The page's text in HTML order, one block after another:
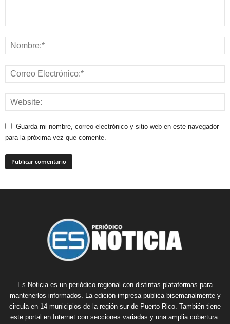
Guarda mi nombre, correo electrónico y sitio web en este navegador
para la próxima vez que comente.
Es Noticia es un periódico regional con distintas plataformas para
mantenerlos informados. La edición impresa publica bisemanalmente y
circula en 14 municipios de la región sur de Puerto Rico. También tiene
este portal en Internet con secciones variadas y una amplia cobertura.